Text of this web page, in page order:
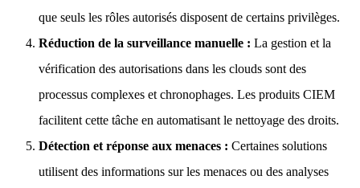
que seuls les rôles autorisés disposent de certains privilèges.
Réduction de la surveillance manuelle : La gestion et la
vérification des autorisations dans les clouds sont des
processus complexes et chronophages. Les produits CIEM
facilitent cette tâche en automatisant le nettoyage des droits.
Détection et réponse aux menaces : Certaines solutions
utilisent des informations sur les menaces ou des analyses